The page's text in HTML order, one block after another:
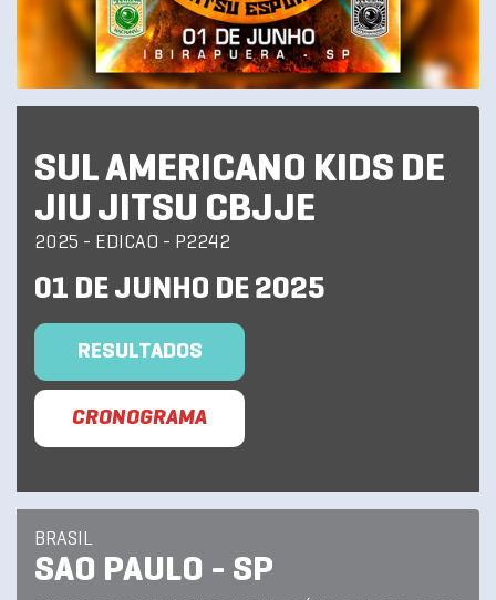
SUL AMERICANO KIDS DE
JIU JITSU CBJJE
2025 - EDICAO - P2242
01 DE JUNHO DE 2025
RESULTADOS
CRONOGRAMA
BRASIL
SAO PAULO - SP